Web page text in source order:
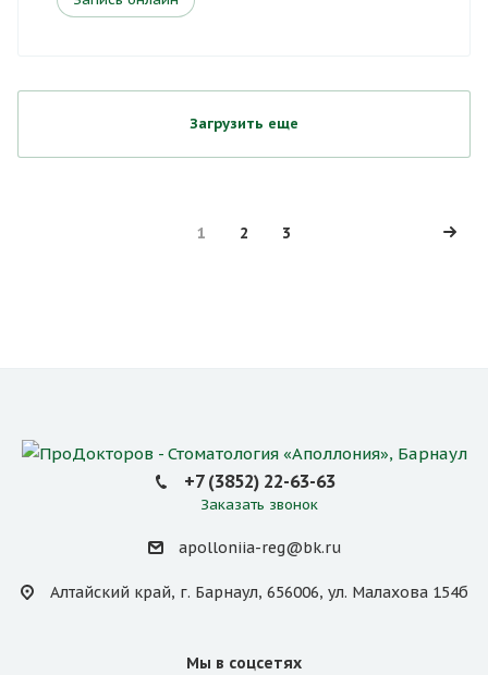
Загрузить еще
1 2 3
+7 (3852) 22-63-63
Заказать звонок
apolloniia-reg@bk.ru
Алтайский край, г. Барнаул, 656006, ул. Малахова 154б
Мы в соцсетях